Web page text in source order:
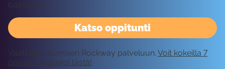
Katso oppitunti
bassoisku.
Vaatii kirjautumisen Rockway palveluun. Voit kokeilla 7
päivää ilmaiseksi tästä!